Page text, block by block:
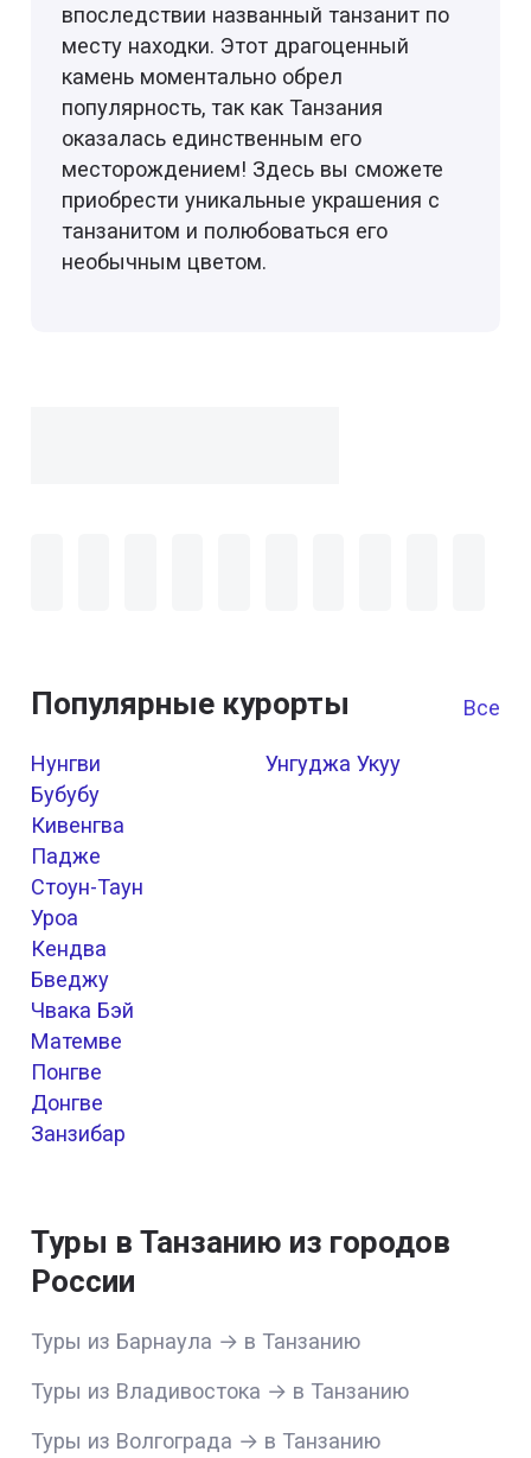
впоследствии названный танзанит по
месту находки. Этот драгоценный
камень моментально обрел
популярность, так как Танзания
оказалась единственным его
месторождением! Здесь вы сможете
приобрести уникальные украшения с
танзанитом и полюбоваться его
необычным цветом.
Популярные курорты Все
Нунгви
Бубубу
Кивенгва
Падже
Стоун-Таун
Уроа
Кендва
Бведжу
Чвака Бэй
Матемве
Понгве
Донгве
Занзибар
Унгуджа Укуу
Туры в Танзанию из городов
России
Туры из Барнаула → в Танзанию
Туры из Владивостока → в Танзанию
Туры из Волгограда → в Танзанию